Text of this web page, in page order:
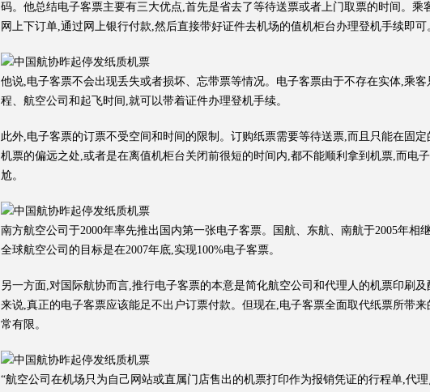
码。他总结电子客票主要有三大优点,首先是省去了等待送票或者上门取票的时间。乘
网上下订单,通过网上银行付款,然后直接带好证件去机场的值机柜台办理登机手续即可
他说,电子客票不会出现丢失或者损坏、忘带票等情况。电子客票由于不存在实体,乘
程、航空公司和起飞时间,就可以带着证件办理登机手续。
此外,电子客票的订票不受空间和时间的限制。订购纸票需要等待送票,而且只能在固
机票的偏远之处,或者是在离值机柜台关闭前很短的时间内,都不能顺利拿到机票,而电
尬。
南方航空公司于2000年率先推出国内第一张电子客票。国航、东航、南航于2005年相
全球航空公司的目标是在2007年底,实现100%电子客票。
另一方面,对国际航协而言,推行电子客票的本意是简化航空公司和代理人的机票印刷
来说,真正的电子客票应该能足不出户订票付款。但现在,电子客票全面取代纸票所带
常有限。
“航空公司在机场只为自己网站或直属门店售出的机票打印作为报销凭证的行程单,代